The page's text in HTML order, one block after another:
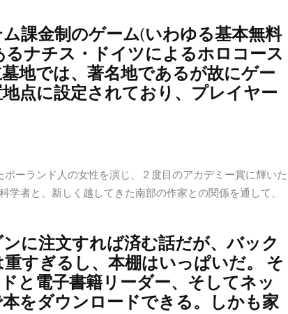
課金制のゲーム(いわゆる基本無料
るナチス・ドイツによるホロコース
地では、著名地であるが故にゲー
点に設定されており、プレイヤー
ーランド人の女性を演じ、２度目のアカデミー賞に輝いた
者と、新しく越してきた南部の作家との関係を通して、
に注文すれば済む話だが、バック
すぎるし、本棚はいっぱいだ。 そ
と電子書籍リーダー、そしてネッ
をダウンロードできる。しかも家